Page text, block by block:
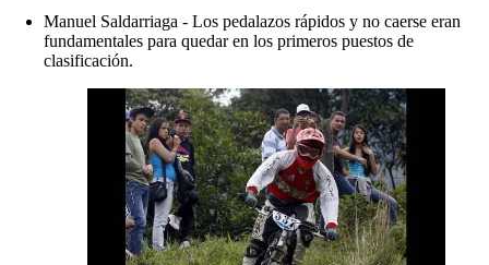
Manuel Saldarriaga - Los pedalazos rápidos y no caerse eran
fundamentales para quedar en los primeros puestos de
clasificación.